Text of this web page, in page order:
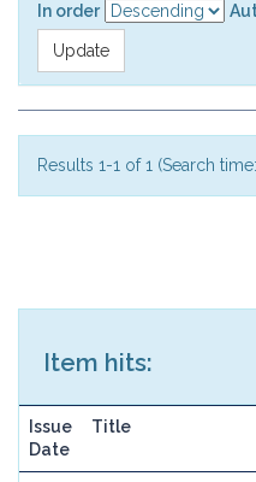
In order
Results 1-1 of 1 (Search
Item hits:
Issue
Date
Title